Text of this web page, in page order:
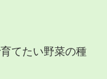
てたい野菜の種